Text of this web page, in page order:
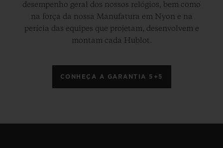
desempenho geral dos nossos relógios, bem como
na força da nossa Manufatura em Nyon e na
perícia das equipes que projetam, desenvolvem e
montam cada Hublot.
CONHEÇA A GARANTIA 5+5